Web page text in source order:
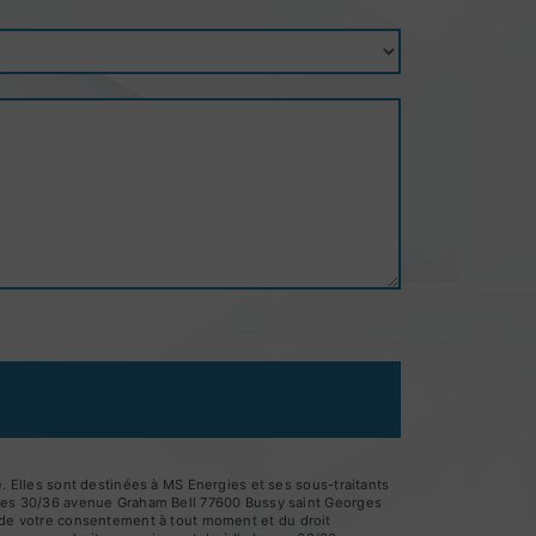
sont destinées à MS Energies et ses sous-traitants
30/36 avenue Graham Bell 77600 Bussy saint Georges
votre consentement à tout moment et du droit